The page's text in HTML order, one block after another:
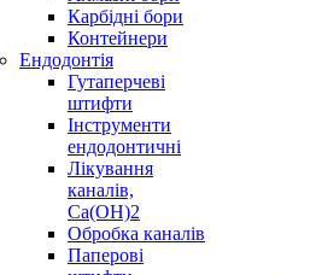
Карбідні бори
Контейнери
Ендодонтія
Гутаперчеві
штифти
Інструменти
ендодонтичні
Лікування
каналів,
Ca(OH)2
Обробка каналів
Паперові